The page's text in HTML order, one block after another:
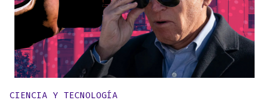
Publicado en:
CIENCIA Y TECNOLOGÍA